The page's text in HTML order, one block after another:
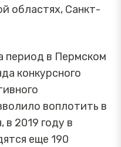
областях, Санкт-
период в Пермском
конкурсного
воплотить в
в 2019 году в
еще 190